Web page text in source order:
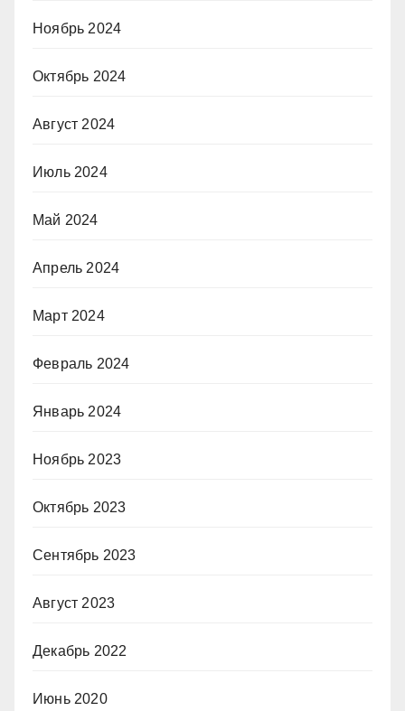
Ноябрь 2024
Октябрь 2024
Август 2024
Июль 2024
Май 2024
Апрель 2024
Март 2024
Февраль 2024
Январь 2024
Ноябрь 2023
Октябрь 2023
Сентябрь 2023
Август 2023
Декабрь 2022
Июнь 2020